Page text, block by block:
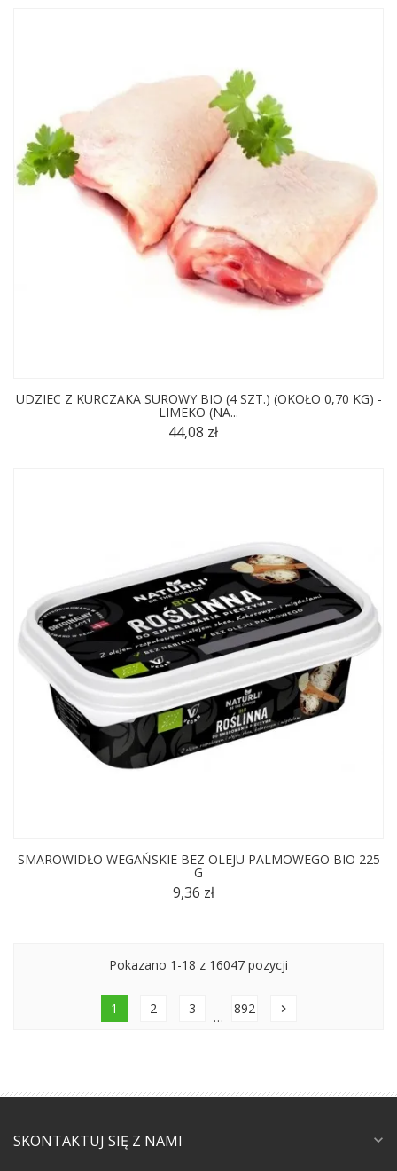
UDZIEC Z KURCZAKA SUROWY BIO (4 SZT.) (OKOŁO 0,70 KG) -
LIMEKO (NA...
44,08 zł
SMAROWIDŁO WEGAŃSKIE BEZ OLEJU PALMOWEGO BIO 225
G
9,36 zł
Pokazano 1-18 z 16047 pozycji
1 2 3
…
892 chevron_right
SKONTAKTUJ SIĘ Z NAMI expand_more